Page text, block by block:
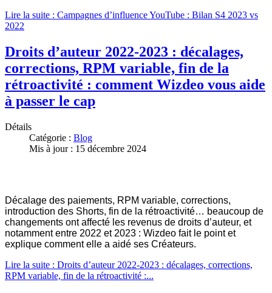
Lire la suite : Campagnes d’influence YouTube : Bilan S4 2023 vs
2022
Droits d’auteur 2022-2023 : décalages,
corrections, RPM variable, fin de la
rétroactivité : comment Wizdeo vous aide
à passer le cap
Détails
Catégorie : Blog
Mis à jour : 15 décembre 2024
Décalage des paiements, RPM variable, corrections,
introduction des Shorts, fin de la rétroactivité… beaucoup de
changements ont affecté les revenus de droits d’auteur, et
notamment entre 2022 et 2023 : Wizdeo fait le point et
explique comment elle a aidé ses Créateurs.
Lire la suite : Droits d’auteur 2022-2023 : décalages, corrections,
RPM variable, fin de la rétroactivité :...